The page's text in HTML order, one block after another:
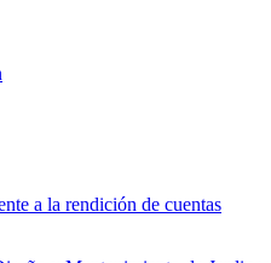
a la rendición de cuentas